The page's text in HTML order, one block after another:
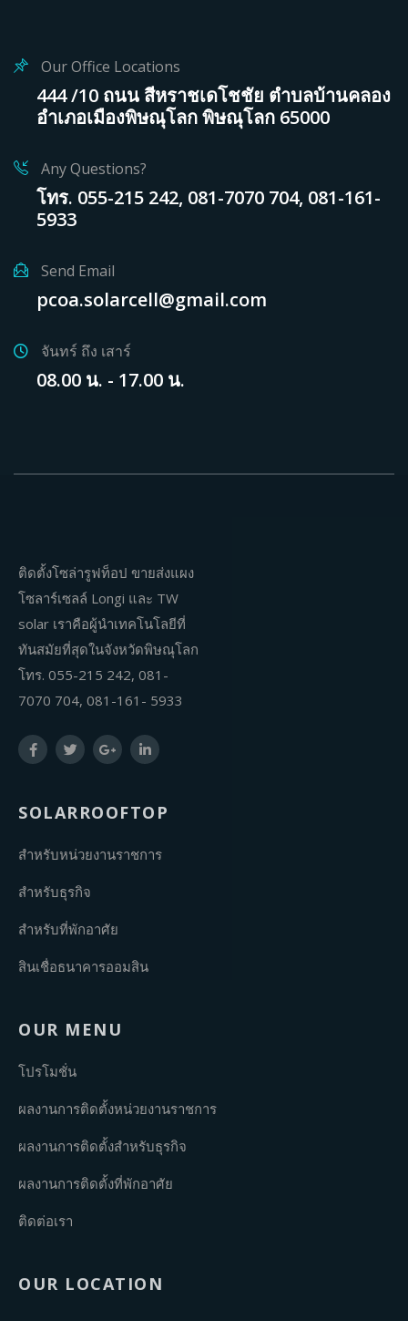
Our Office Locations
444 /10 ถนน สีหราชเดโชชัย ตำบลบ้านคลอง
อำเภอเมืองพิษณุโลก พิษณุโลก 65000
Any Questions?
โทร. 055-215 242, 081-7070 704, 081-161-
5933
Send Email
pcoa.solarcell@gmail.com
จันทร์ ถึง เสาร์
08.00 น. - 17.00 น.
ติดตั้งโซล่ารูฟท็อป ขายส่งแผง
โซลาร์เซลล์ Longi และ TW
solar เราคือผู้นำเทคโนโลยีที่
ทันสมัยที่สุดในจังหวัดพิษณุโลก
โทร. 055-215 242, 081-
7070 704, 081-161- 5933
SOLARROOFTOP
สำหรับหน่วยงานราชการ
สำหรับธุรกิจ
สำหรับที่พักอาศัย
สินเชื่อธนาคารออมสิน
OUR MENU
โปรโมชั่น
ผลงานการติดตั้งหน่วยงานราชการ
ผลงานการติดตั้งสำหรับธุรกิจ
ผลงานการติดตั้งที่พักอาศัย
ติดต่อเรา
OUR LOCATION